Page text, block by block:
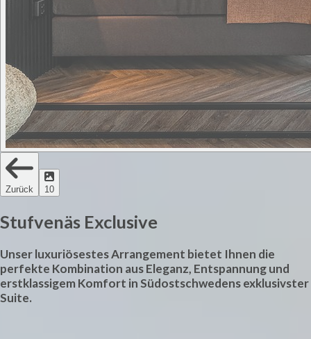
Zurück 10
Stufvenäs Exclusive
Unser luxuriösestes Arrangement bietet Ihnen die
perfekte Kombination aus Eleganz, Entspannung und
erstklassigem Komfort in Südostschwedens exklusivster
Suite.